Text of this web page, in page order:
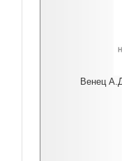
Венец